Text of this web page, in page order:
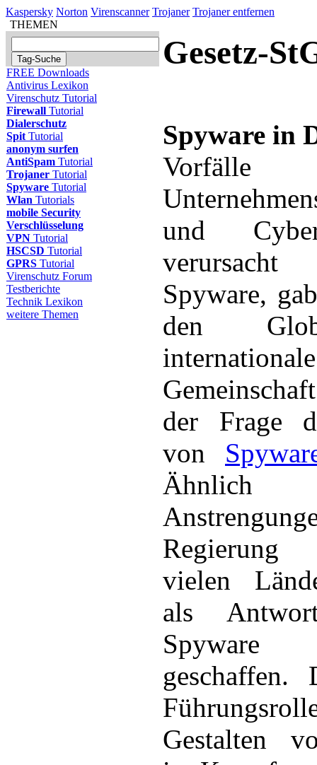
Kaspersky Norton Virenscanner Trojaner Trojaner entfernen
THEMEN
FREE Downloads
Antivirus Lexikon
Virenschutz Tutorial
Firewall Tutorial
Dialerschutz
Spit Tutorial
anonym surfen
AntiSpam Tutorial
Trojaner Tutorial
Spyware Tutorial
Wlan Tutorials
mobile Security
Verschlüsselung
VPN Tutorial
HSCSD Tutorial
GPRS Tutorial
Virenschutz Forum
Testberichte
Technik Lexikon
weitere Themen
Gesetz-
Spyware in
und
Spyware,
den
internationale
der Frage
von
vielen
als
Spyware
geschaffen.
Gestalten